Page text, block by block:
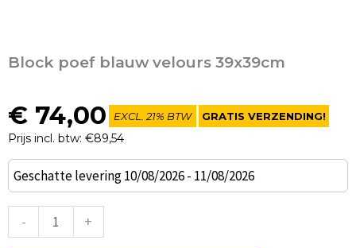
Block poef blauw velours 39x39cm
€ 74,00
Prijs incl. btw: €89,54
EXCL. 21% BTW GRATIS VERZENDING!
Geschatte levering 10/08/2026 - 11/08/2026
-
Block
poef
velours
+